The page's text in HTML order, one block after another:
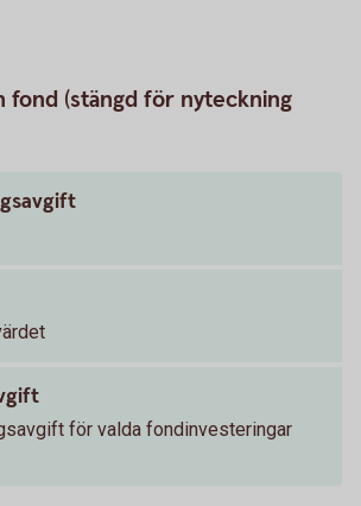
fond (stängd för nyteckning
för valda fondinvesteringar